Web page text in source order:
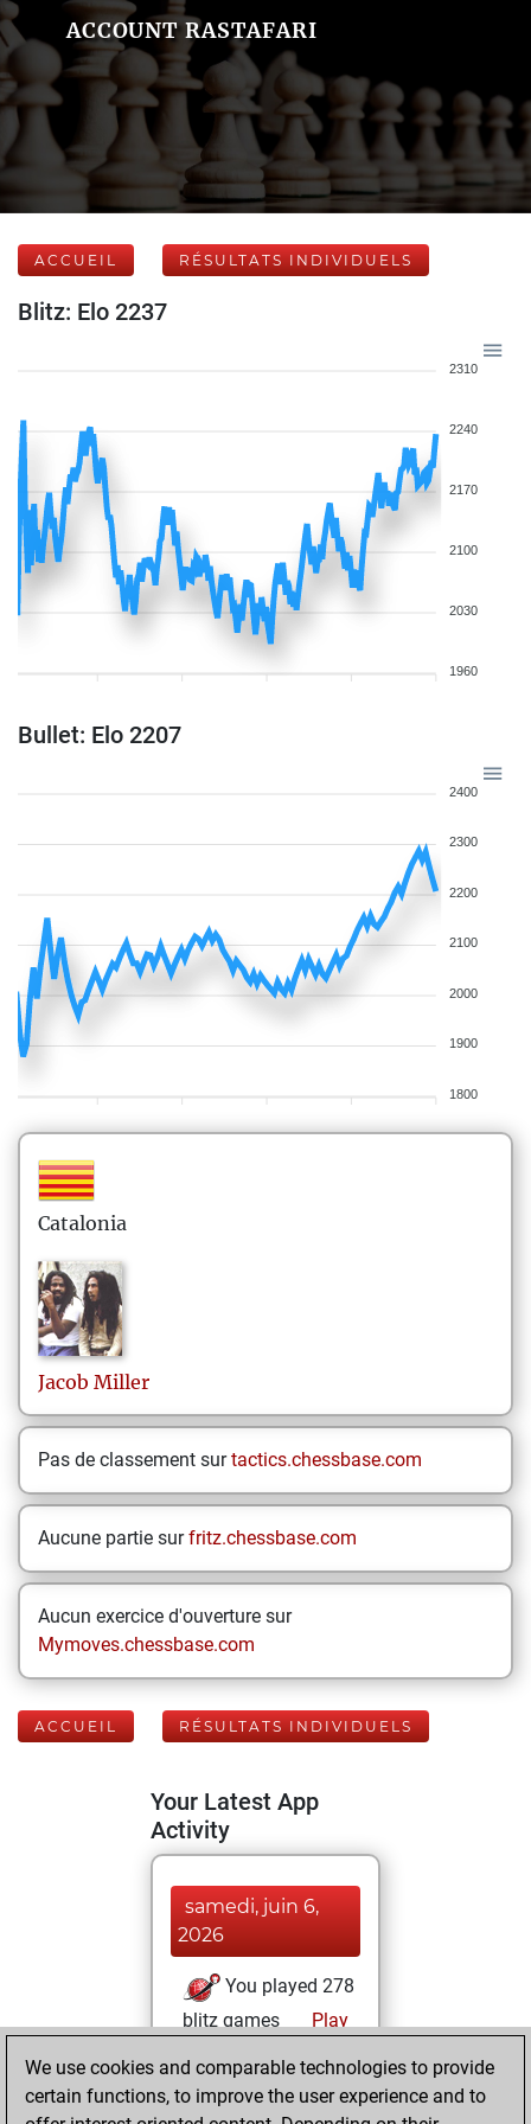
ACCOUNT RASTAFARI
ACCUEIL RÉSULTATS INDIVIDUELS
Blitz: Elo 2237
2310
2240
2170
2100
2030
1960
Bullet: Elo 2207
2400
2300
2200
2100
2000
1900
1800
Catalonia
Jacob Miller
Pas de classement surtactics.chessbase.com
Aucune partie surfritz.chessbase.com
Aucun exercice d'ouverture sur
Mymoves.chessbase.com
ACCUEIL RÉSULTATS INDIVIDUELS
Your Latest App
Activity
samedi, juin 6,
2026
You played 278
blitz games
Play
+139 =19 -120 in
blitz
We use cookies and comparable technologies to provide
certain functions, to improve the user experience and to